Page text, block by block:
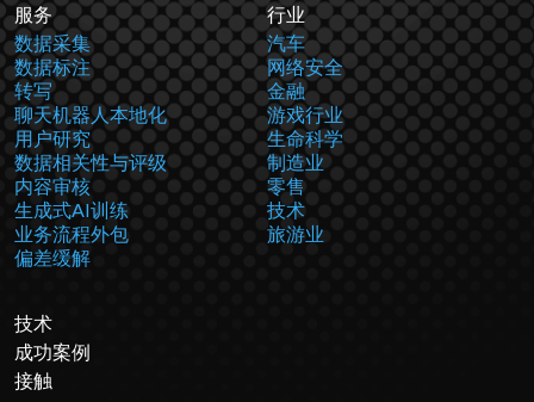
服务
数据采集
数据标注
转写
聊天机器人本地化
用户研究
数据相关性与评级
内容审核
生成式AI训练
业务流程外包
偏差缓解
行业
汽车
网络安全
金融
游戏行业
生命科学
制造业
零售
技术
旅游业
技术
成功案例
接触